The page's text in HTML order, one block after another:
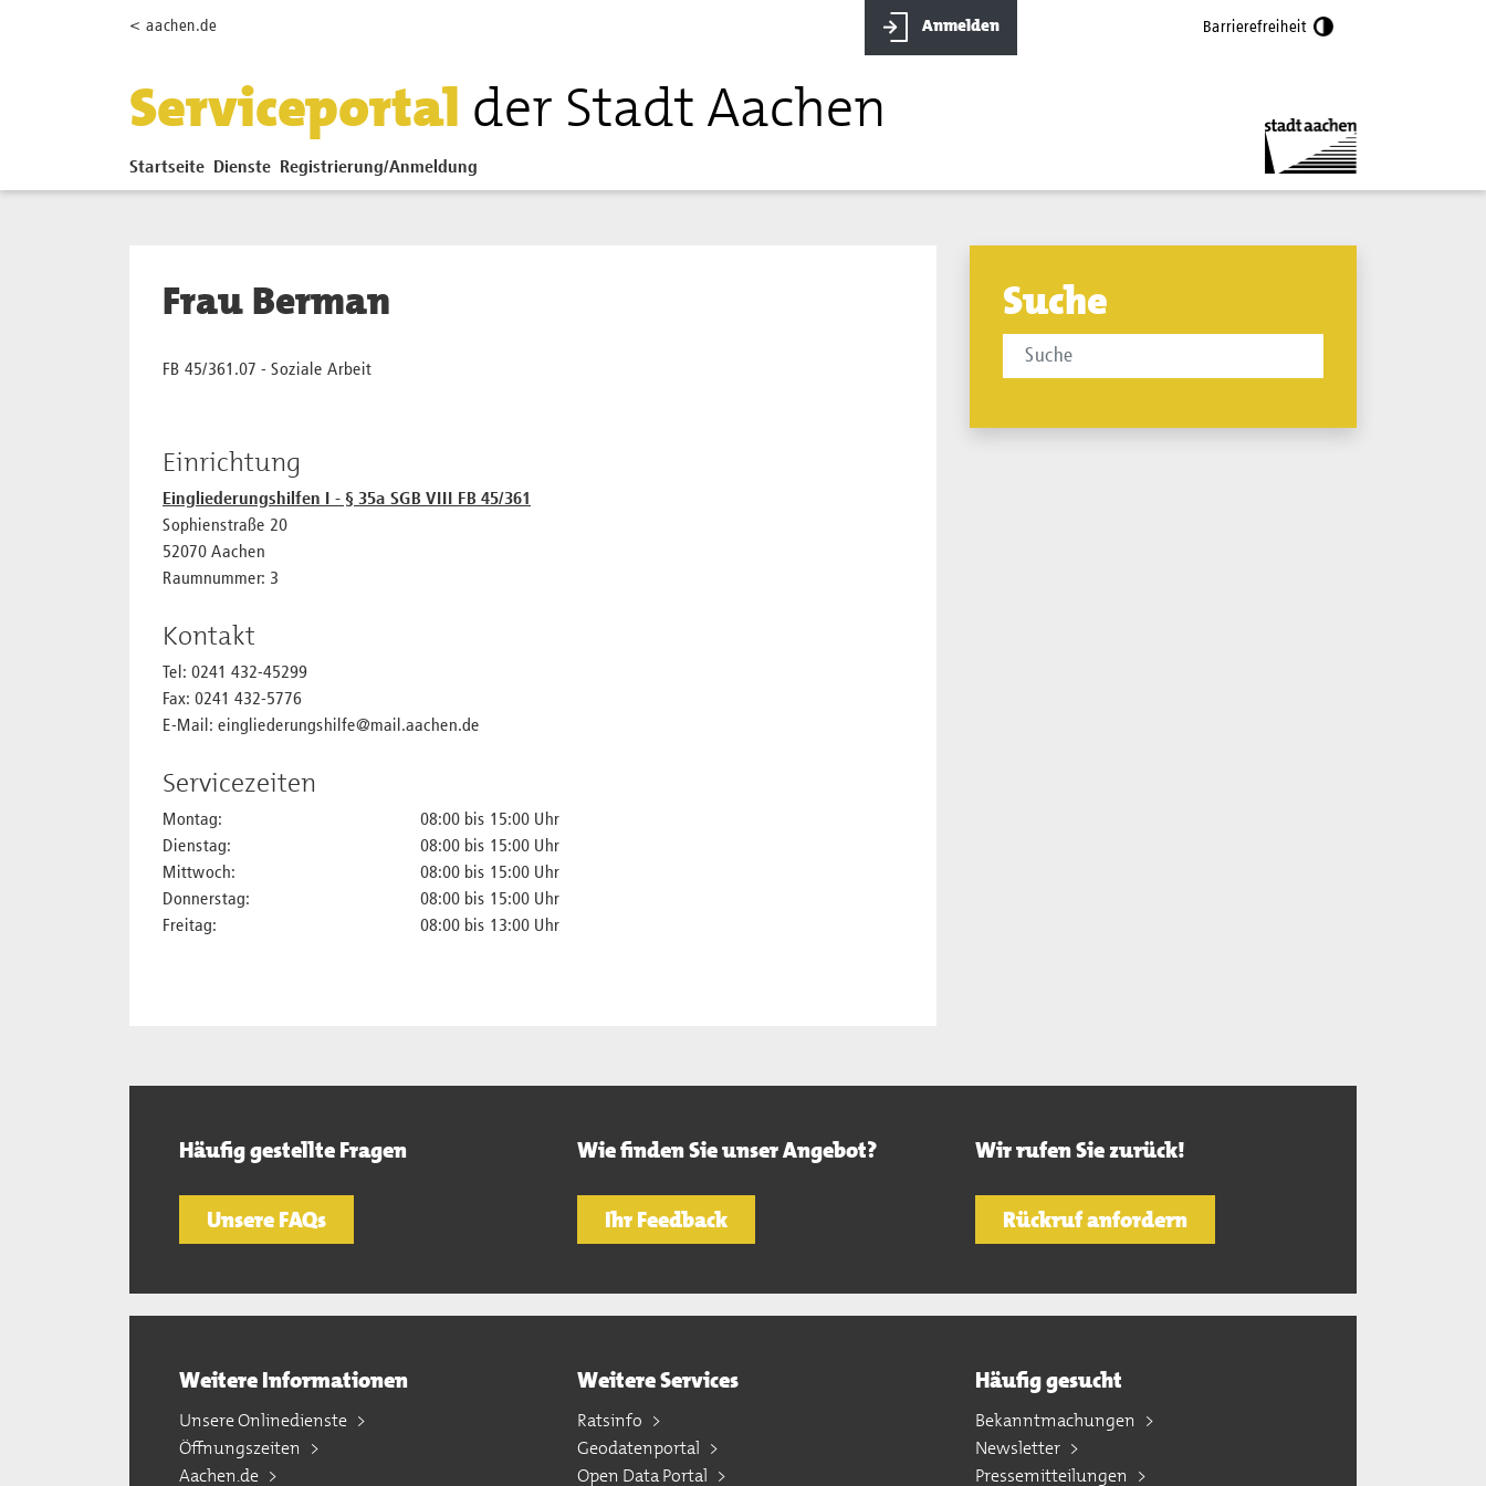
Zum Hauptinhalt springen
< aachen.de Anmelden Barrierefreiheit
Serviceportal der Stadt Aachen
Startseite Dienste Registrierung/Anmeldung
Frau Berman
FB 45/361.07 - Soziale Arbeit
Einrichtung
Eingliederungshilfen I - § 35a SGB VIII FB 45/361
Sophienstraße 20
52070 Aachen
Raumnummer: 3
Kontakt
Tel: 0241 432-45299
Fax: 0241 432-5776
E-Mail: eingliederungshilfe@mail.aachen.de
Servicezeiten
Montag:
08:00 bis 15:00 Uhr
Dienstag:
08:00 bis 15:00 Uhr
Mittwoch:
08:00 bis 15:00 Uhr
Donnerstag:
08:00 bis 15:00 Uhr
Freitag:
08:00 bis 13:00 Uhr
Suche
Häufig gestellte Fragen
Unsere FAQs
Wie finden Sie unser Angebot?
Ihr Feedback
Wir rufen Sie zurück!
Rückruf anfordern
Weitere Informationen
Unsere Onlinedienste
Öffnungszeiten
Aachen.de
Weitere Services
Ratsinfo
Geodatenportal
Open Data Portal
Häufig gesucht
Bekanntmachungen
Newsletter
Pressemitteilungen